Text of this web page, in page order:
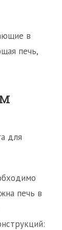
в
печь,
для
печь в